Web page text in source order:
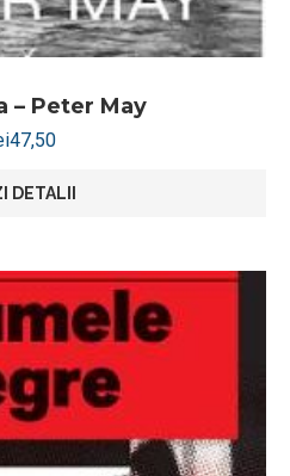
– Peter May
47,50
DETALII